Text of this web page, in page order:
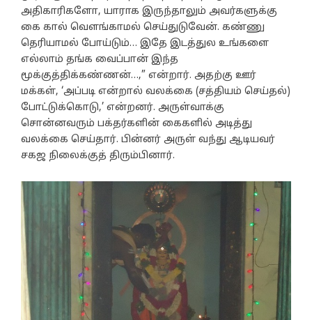
அதிகாரிகளோ, யாராக இருந்தாலும் அவர்களுக்கு
கை கால் வௌங்காமல் செய்துடுவேன். கண்ணு
தெரியாமல் போய்டும்… இதே இடத்துல உங்களை
எல்லாம் தங்க வைப்பான் இந்த
மூக்குத்திக்கண்ணன்…,” என்றார். அதற்கு ஊர்
மக்கள், ‘அப்படி என்றால் வலக்கை (சத்தியம் செய்தல்)
போட்டுக்கொடு,’ என்றனர். அருள்வாக்கு
சொன்னவரும் பக்தர்களின் கைகளில் அடித்து
வலக்கை செய்தார். பின்னர் அருள் வந்து ஆடியவர்
சகஜ நிலைக்குத் திரும்பினார்.